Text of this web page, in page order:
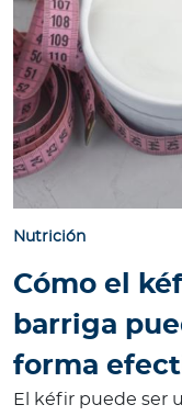
Nutrición
Cómo el
barriga
forma
El kéfir puede ser